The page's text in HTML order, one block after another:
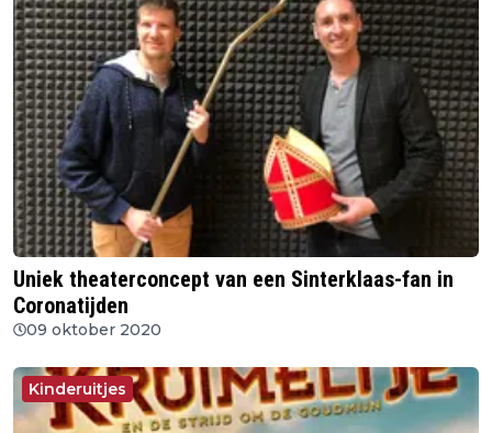
Uniek theaterconcept van een Sinterklaas-fan in
Coronatijden
09 oktober 2020
Kinderuitjes